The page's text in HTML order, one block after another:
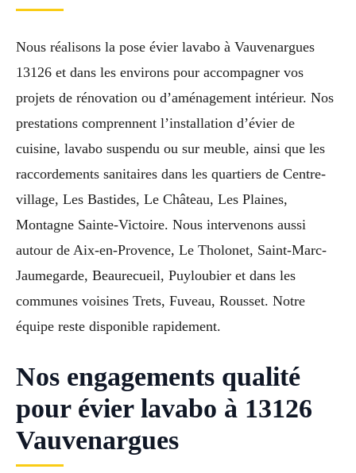
Nous réalisons la pose évier lavabo à Vauvenargues
13126 et dans les environs pour accompagner vos
projets de rénovation ou d’aménagement intérieur. Nos
prestations comprennent l’installation d’évier de
cuisine, lavabo suspendu ou sur meuble, ainsi que les
raccordements sanitaires dans les quartiers de Centre-
village, Les Bastides, Le Château, Les Plaines,
Montagne Sainte-Victoire. Nous intervenons aussi
autour de Aix-en-Provence, Le Tholonet, Saint-Marc-
Jaumegarde, Beaurecueil, Puyloubier et dans les
communes voisines Trets, Fuveau, Rousset. Notre
équipe reste disponible rapidement.
Nos engagements qualité
pour évier lavabo à 13126
Vauvenargues